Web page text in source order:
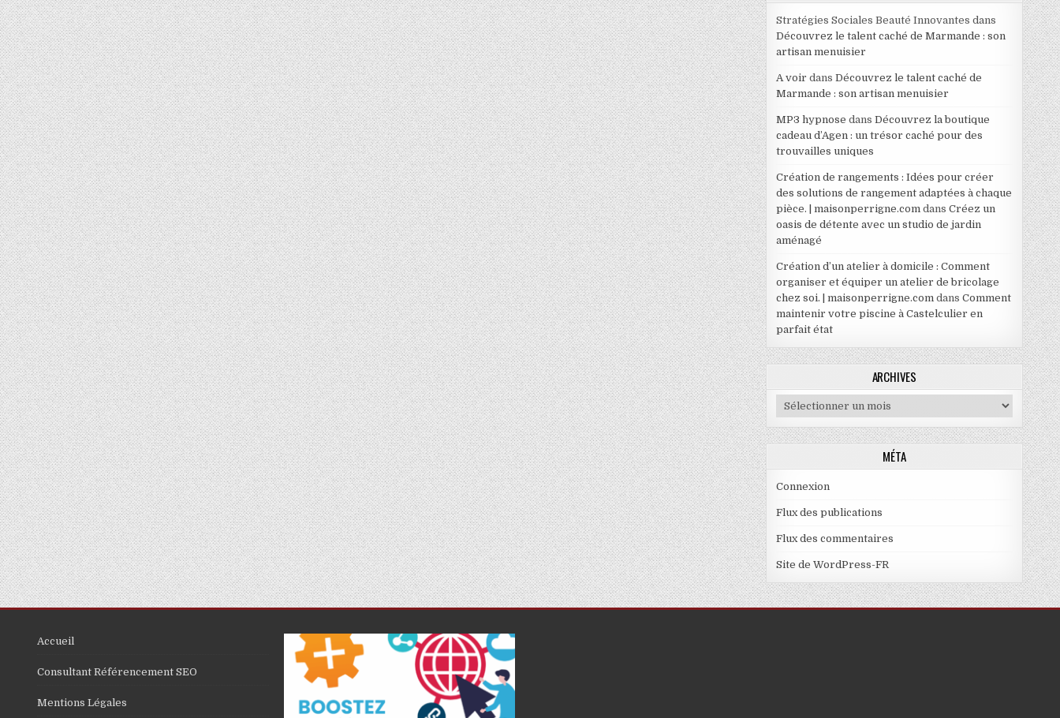
Stratégies Sociales Beauté Innovantes dans
Découvrez le talent caché de Marmande : son
artisan menuisier
A voir dans Découvrez le talent caché de
Marmande : son artisan menuisier
MP3 hypnose dans Découvrez la boutique
cadeau d’Agen : un trésor caché pour des
trouvailles uniques
Création de rangements : Idées pour créer
des solutions de rangement adaptées à chaque
pièce. | maisonperrigne.comdans Créez un
oasis de détente avec un studio de jardin
aménagé
Création d’un atelier à domicile : Comment
organiser et équiper un atelier de bricolage
chez soi. | maisonperrigne.comdans Comment
maintenir votre piscine à Castelculier en
parfait état
ARCHIVES
Archives
MÉTA
Connexion
Flux des publications
Flux des commentaires
Site de WordPress-FR
Accueil
Consultant Référencement SEO
Mentions Légales